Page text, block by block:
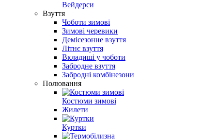
Вейдерси
Взуття
Чоботи зимові
Зимові черевики
Демісезонне взуття
Літнє взуття
Вкладиші у чоботи
Забродне взуття
Забродні комбінезони
Полювання
Костюми зимові
Жилети
Куртки